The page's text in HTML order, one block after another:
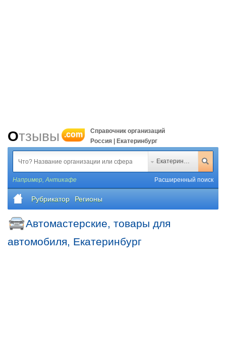
Отзывы .com
Справочник организаций
Россия | Екатеринбург
Екатеринбург
Например,Антикафе Расширенный поиск
Рубрикатор Регионы
Автомастерские, товары для
автомобиля, Екатеринбург